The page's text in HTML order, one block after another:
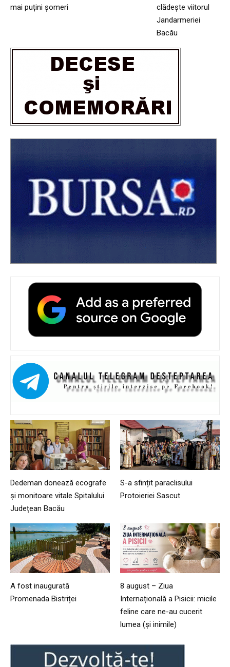
mai puțini șomeri
clădește viitorul
Jandarmeriei
Bacău
Dedeman donează ecografe
și monitoare vitale Spitalului
Județean Bacău
S-a sfințit paraclisului
Protoieriei Sascut
A fost inaugurată
Promenada Bistriței
8 august – Ziua
Internațională a Pisicii: micile
feline care ne-au cucerit
lumea (și inimile)